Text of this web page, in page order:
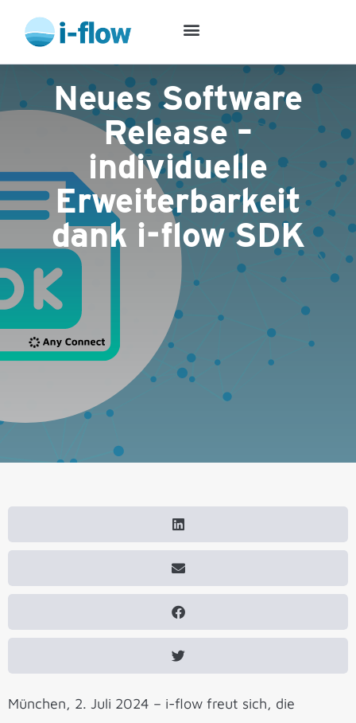
Neues Software
Release –
individuelle
Erweiterbarkeit
dank i-flow SDK
München, 2. Juli 2024 – i-flow freut sich, die